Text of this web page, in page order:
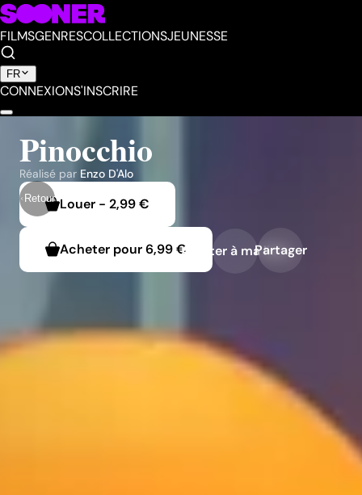
FILMSGENRESCOLLECTIONSJEUNESSE
FR
CONNEXIONS'INSCRIRE
Retour
Pinocchio
Réalisé par Enzo D'Alo
Louer - 2,99 €
Acheter pour6,99 €Ajouter à ma liste
Partager